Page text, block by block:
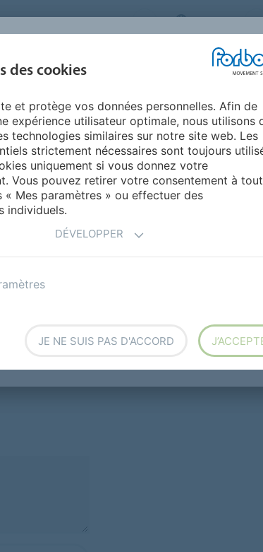
MOVEMENT SYSTEMS FRANCE
INDUSTRIES ET
APPLICATIONS
plates
POURLES
en savoir plus sur les caractéristiques
?
de l'intérêt que vous portez à nos
?
des cookies
et protège vos données personnelles. Afin de
expérience utilisateur optimale, nous utilisons
technologies similaires sur notre site web. Les
strictement nécessaires sont toujours
uniquement si vous donnez votre
Vous pouvez retirer votre consentement à tout
« Mes paramètres » ou effectuer des
individuels.
DÉVELOPPER
JE NE SUIS PAS D'ACCORD